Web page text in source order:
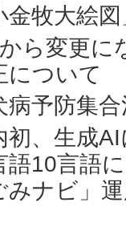
金牧大絵
ら変更に
について
病予防集
初、生成
語10言語
みナビ」